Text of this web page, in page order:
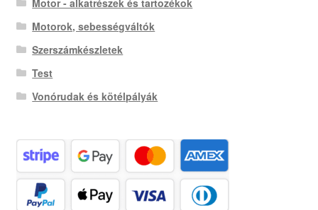
Motorok, sebességváltók
Szerszámkészletek
Test
Vonórudak és kötélpályák